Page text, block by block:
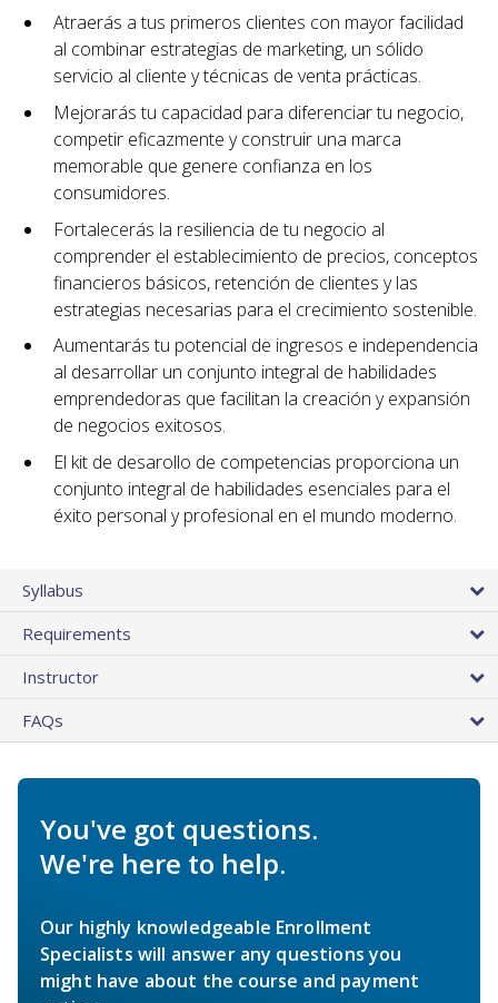
Atraerás a tus primeros clientes con mayor facilidad
al combinar estrategias de marketing, un sólido
servicio al cliente y técnicas de venta prácticas.
Mejorarás tu capacidad para diferenciar tu negocio,
competir eficazmente y construir una marca
memorable que genere confianza en los
consumidores.
Fortalecerás la resiliencia de tu negocio al
comprender el establecimiento de precios, conceptos
financieros básicos, retención de clientes y las
estrategias necesarias para el crecimiento sostenible.
Aumentarás tu potencial de ingresos e independencia
al desarrollar un conjunto integral de habilidades
emprendedoras que facilitan la creación y expansión
de negocios exitosos.
El kit de desarollo de competencias proporciona un
conjunto integral de habilidades esenciales para el
éxito personal y profesional en el mundo moderno.
Syllabus
Requirements
Instructor
FAQs
You've got questions.
We're here to help.
Our highly knowledgeable Enrollment
Specialists will answer any questions you
might have about the course and payment